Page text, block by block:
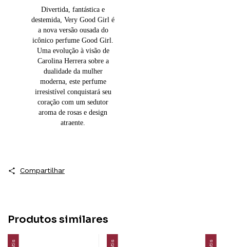
Divertida, fantástica e
destemida, Very Good Girl é
a nova versão ousada do
icônico perfume Good Girl.
Uma evolução à visão de
Carolina Herrera sobre a
dualidade da mulher
moderna, este perfume
irresistível conquistará seu
coração com um sedutor
aroma de rosas e design
atraente.
Compartilhar
Produtos similares